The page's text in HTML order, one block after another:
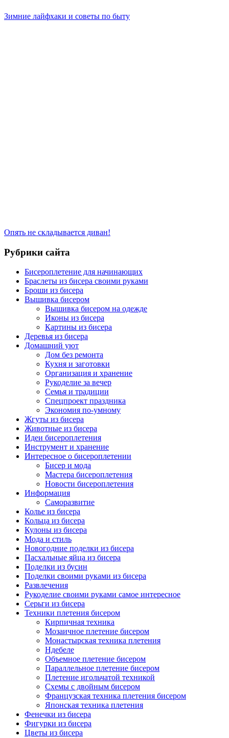
Зимние лайфхаки и советы по быту
Опять не складывается диван!
Рубрики сайта
Бисероплетение для начинающих
Браслеты из бисера своими руками
Броши из бисера
Вышивка бисером
Вышивка бисером на одежде
Иконы из бисера
Картины из бисера
Деревья из бисера
Домашний уют
Дом без ремонта
Кухня и заготовки
Организация и хранение
Рукоделие за вечер
Семья и традиции
Спецпроект праздника
Экономия по-умному
Жгуты из бисера
Животные из бисера
Идеи бисероплетения
Инструмент и хранение
Интересное о бисероплетении
Бисер и мода
Мастера бисероплетения
Новости бисероплетения
Информация
Саморазвитие
Колье из бисера
Кольца из бисера
Кулоны из бисера
Мода и стиль
Новогодние поделки из бисера
Пасхальные яйца из бисера
Поделки из бусин
Поделки своими руками из бисера
Развлечения
Рукоделие своими руками самое интересное
Серьги из бисера
Техники плетения бисером
Кирпичная техника
Мозаичное плетение бисером
Монастырская техника плетения
Ндебеле
Объемное плетение бисером
Параллельное плетение бисером
Плетение игольчатой техникой
Схемы с двойным бисером
Французская техника плетения бисером
Японская техника плетения
Фенечки из бисера
Фигурки из бисера
Цветы из бисера